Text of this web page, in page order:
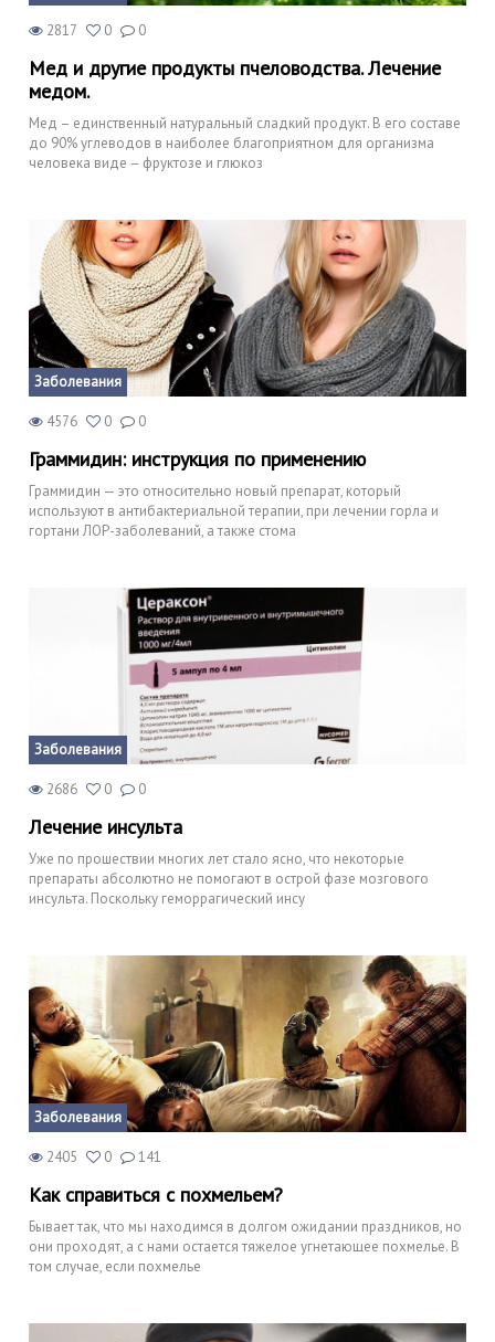
2817 0 0
Мед и другие продукты пчеловодства. Лечение
медом.
Мед – единственный натуральный сладкий продукт. В его составе
до 90% углеводов в наиболее благоприятном для организма
человека виде – фруктозе и глюкоз
Заболевания
4576 0 0
Граммидин: инструкция по применению
Граммидин — это относительно новый препарат, который
используют в антибактериальной терапии, при лечении горла и
гортани ЛОР-заболеваний, а также стома
Заболевания
2686 0 0
Лечение инсульта
Уже по прошествии многих лет стало ясно, что некоторые
препараты абсолютно не помогают в острой фазе мозгового
инсульта. Поскольку геморрагический инсу
Заболевания
2405 0 141
Как справиться с похмельем?
Бывает так, что мы находимся в долгом ожидании праздников, но
они проходят, а с нами остается тяжелое угнетающее похмелье. В
том случае, если похмелье